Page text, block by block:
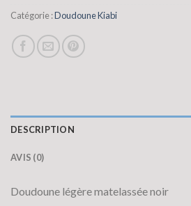
Catégorie :Doudoune Kiabi
DESCRIPTION
AVIS (0)
Doudoune légère matelassée noir